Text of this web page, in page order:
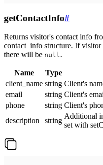
getContactInfo#
Returns visitor's contact info
contact_info structure. If
there will be null.
Name Type
client_name string Client's
email
string Client's
phone
string Client's
description
string
Additional
set with